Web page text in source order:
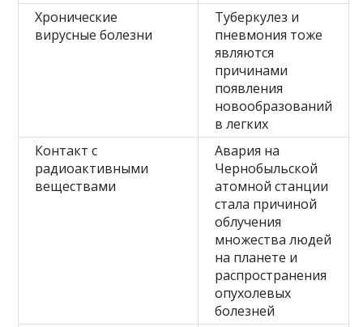
Хронические
вирусные болезни
Туберкулез и
пневмония тоже
являются
причинами
появления
новообразований
в легких
Контакт с
радиоактивными
веществами
Авария на
Чернобыльской
атомной станции
стала причиной
облучения
множества людей
на планете и
распространения
опухолевых
болезней